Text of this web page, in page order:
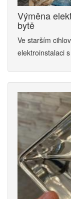
Výměna
bytě
Ve starším
elektroinstalaci